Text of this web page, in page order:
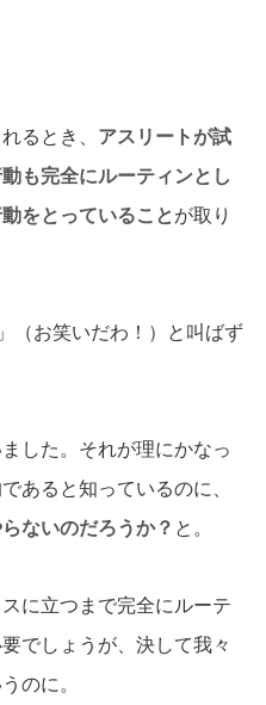
るとき、 アスリートが試
も完全にルーティンとし
をとっていることが取り
（お笑いだわ！）と叫ばず
した。それが理にかなっ
あると知っているのに、
ないのだろうか？ と。
に立つまで完全にルーテ
でしょうが、決して我々
のに。